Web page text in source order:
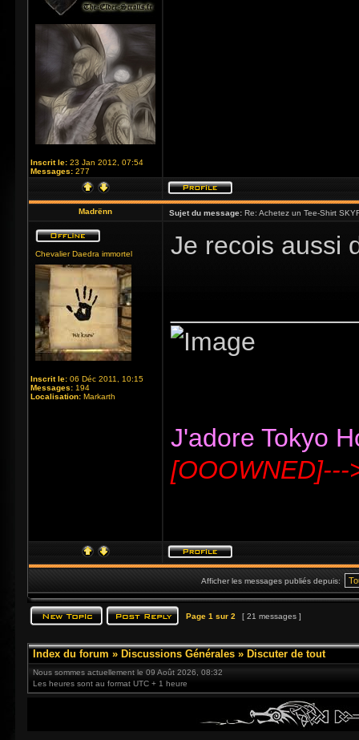
Inscrit le: 23 Jan 2012, 07:54
Messages: 277
Madrënn Sujet du message: Re: Achetez un Tee-Shirt
Chevalier Daedra immortel
Inscrit le: 06 Déc 2011, 10:15
Messages: 194
Localisation: Markarth
Je recois aussi
J'adore Tokyo
[OOOWNED]---
Afficher les messages publiés depuis:
Page 1 sur 2 [ 21 messages ]
Index du forum » Discussions Générales » Discuter de tout
Nous sommes actuellement le 09 Août 2026, 08:32
Les heures sont au format UTC + 1 heure